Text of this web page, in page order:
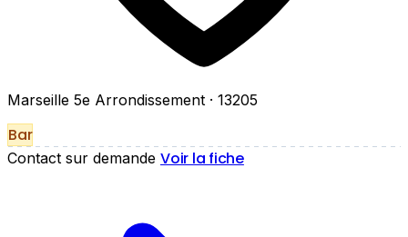
Marseille 5e Arrondissement · 13205
Bar
Contact sur demande Voir la fiche